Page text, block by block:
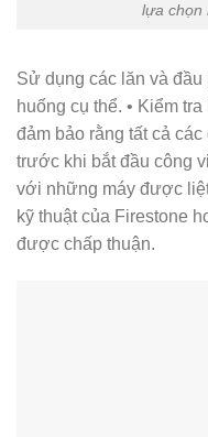
lựa chọn
Sử dụng các lăn và đầu
huống cụ thể. • Kiểm
đảm bảo rằng tất cả
trước khi bắt đầu công
với những máy được
kỹ thuật của Firestone
được chấp thuận.